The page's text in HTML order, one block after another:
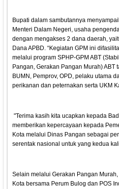
Bupati dalam sambutannya
Menteri Dalam Negeri, usaha
dengan mengakses 2 dana daerah,
Dana APBD. “Kegiatan GPM ini
melalui program SPHP-GPM ABT
Pangan, Gerakan Pangan Murah)
BUMN, Pemprov, OPD, pelaku utama
perikanan dan peternakan serta UKM
"Terima kasih kita ucapkan kepada
memberikan kepercayaan kepada
Kota melalui Dinas Pangan sebagai
serentak nasional untuk yang kedua
Selain melalui Gerakan Pangan
Kota bersama Perum Bulog dan POS